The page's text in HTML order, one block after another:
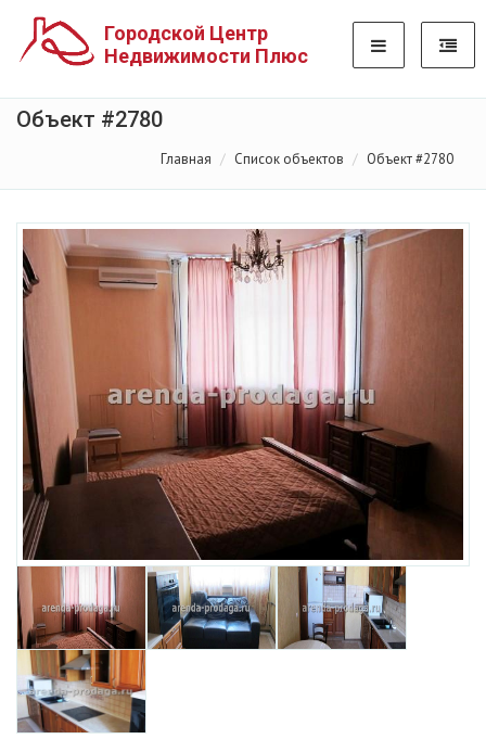
Городской Центр
Недвижимости Плюс
Объект #2780
Главная Список объектов Объект #2780